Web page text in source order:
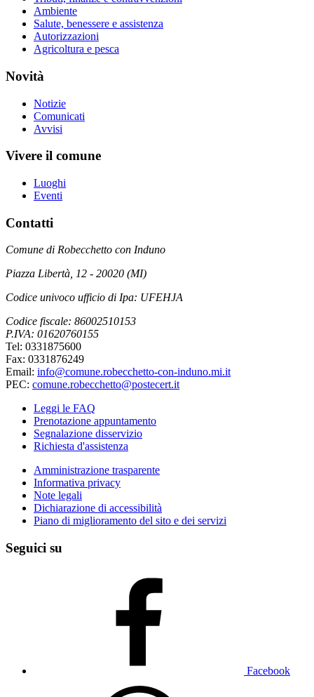
Ambiente
Salute, benessere e assistenza
Autorizzazioni
Agricoltura e pesca
Novità
Notizie
Comunicati
Avvisi
Vivere il comune
Luoghi
Eventi
Contatti
Comune di Robecchetto con Induno
Piazza Libertà, 12 - 20020 (MI)
Codice univoco ufficio di Ipa: UFEHJA
Codice fiscale: 86002510153
P.IVA: 01620760155
Tel: 0331875600
Fax: 0331876249
Email: info@comune.robecchetto-con-induno.mi.it
PEC: comune.robecchetto@postecert.it
Leggi le FAQ
Prenotazione appuntamento
Segnalazione disservizio
Richiesta d'assistenza
Amministrazione trasparente
Informativa privacy
Note legali
Dichiarazione di accessibilità
Piano di miglioramento del sito e dei servizi
Seguici su
Facebook